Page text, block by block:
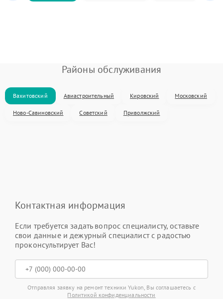
Районы обслуживания
Вахитовский Авиастроительный Кировский Московский
Ново-Савиновский Советский Приволжский
Контактная информация
Если требуется задать вопрос специалисту, оставьте
свои данные и дежурный специалист с радостью
проконсультирует Вас!
Отправляя заявку на ремонт техники Yukon, Вы соглашаетесь с
Политикой конфиденциальности